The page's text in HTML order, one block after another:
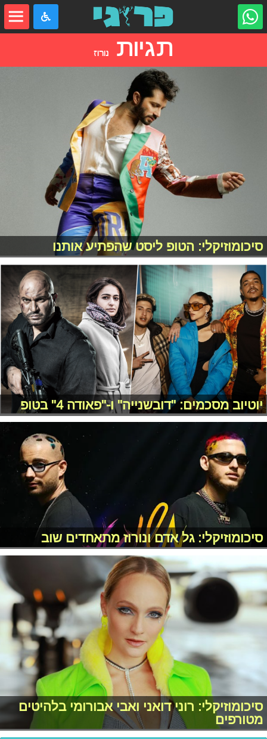
תגיות נורוז
סיכומוזיקלי: הטופ ליסט שהפתיע אותנו
יוטיוב מסכמים: "דובשנייה" ו-"פאודה 4" בטופ
סיכומוזיקלי: גל אדם ונורוז מתאחדים שוב
סיכומוזיקלי: רוני דואני ואבי אבורומי בלהיטים
מטורפים